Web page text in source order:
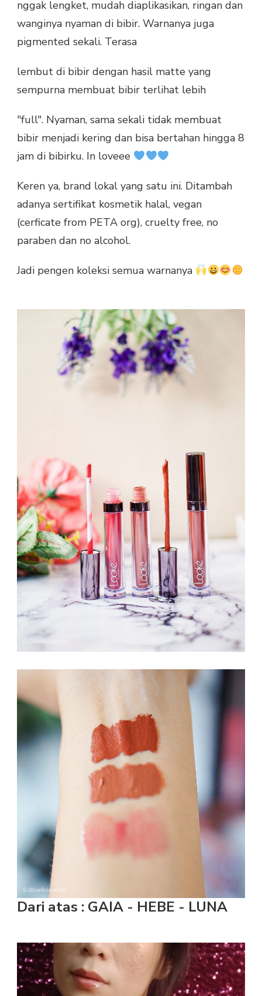
nggak lengket, mudah diaplikasikan, ringan dan
wanginya nyaman di bibir. Warnanya juga
pigmented sekali. Terasa
lembut di bibir dengan hasil matte yang
sempurna membuat bibir terlihat lebih
"full". Nyaman, sama sekali tidak membuat
bibir menjadi kering dan bisa bertahan hingga 8
jam di bibirku. In loveee
Keren ya, brand lokal yang satu ini. Ditambah
adanya sertifikat kosmetik halal, vegan
(cerficate from PETA org), cruelty free, no
paraben dan no alcohol.
Jadi pengen koleksi semua warnanya
Dari atas : GAIA - HEBE - LUNA